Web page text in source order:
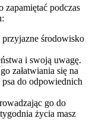
podczas
środowisko
i swoją uwagę.
załatwiania się na
do odpowiednich
go do
życia masz